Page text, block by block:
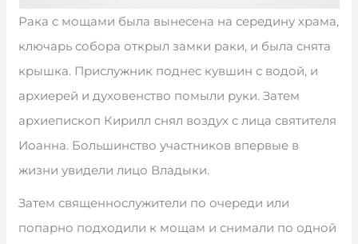
Рака с мощами была вынесена на середину храма,
ключарь собора открыл замки раки, и была снята
крышка. Прислужник поднес кувшин с водой, и
архиерей и духовенство помыли руки. Затем
архиепископ Кирилл снял воздух с лица святителя
Иоанна. Большинство участников впервые в
жизни увидели лицо Владыки.
Затем священнослужители по очереди или
попарно подходили к мощам и снимали по одной